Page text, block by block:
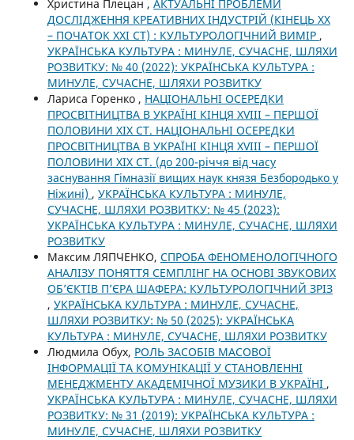
Христина Плецан , АКТУАЛЬНІ ПРОБЛЕМИ
ДОСЛІДЖЕННЯ КРЕАТИВНИХ ІНДУСТРІЙ (КІНЕЦЬ ХХ
– ПОЧАТОК ХХІ СТ) : КУЛЬТУРОЛОГІЧНИЙ ВИМІР ,
УКРАЇНСЬКА КУЛЬТУРА : МИНУЛЕ, СУЧАСНЕ, ШЛЯХИ
РОЗВИТКУ: № 40 (2022): УКРАЇНСЬКА КУЛЬТУРА :
МИНУЛЕ, СУЧАСНЕ, ШЛЯХИ РОЗВИТКУ
Лариса Горенко , НАЦІОНАЛЬНІ ОСЕРЕДКИ
ПРОСВІТНИЦТВА В УКРАЇНІ КІНЦЯ XVIII – ПЕРШОЇ
ПОЛОВИНИ XIX СТ. НАЦІОНАЛЬНІ ОСЕРЕДКИ
ПРОСВІТНИЦТВА В УКРАЇНІ КІНЦЯ XVIII – ПЕРШОЇ
ПОЛОВИНИ XIX СТ. (до 200-річчя від часу
заснування Гімназії вищих наук князя Безбородько у
Ніжині) , УКРАЇНСЬКА КУЛЬТУРА : МИНУЛЕ,
СУЧАСНЕ, ШЛЯХИ РОЗВИТКУ: № 45 (2023):
УКРАЇНСЬКА КУЛЬТУРА : МИНУЛЕ, СУЧАСНЕ, ШЛЯХИ
РОЗВИТКУ
Максим ЛЯПЧЕНКО, СПРОБА ФЕНОМЕНОЛОГІЧНОГО
АНАЛІЗУ ПОНЯТТЯ СЕМПЛІНГ НА ОСНОВІ ЗВУКОВИХ
ОБ’ЄКТІВ П’ЄРА ШАФЕРА: КУЛЬТУРОЛОГІЧНИЙ ЗРІЗ
, УКРАЇНСЬКА КУЛЬТУРА : МИНУЛЕ, СУЧАСНЕ,
ШЛЯХИ РОЗВИТКУ: № 50 (2025): УКРАЇНСЬКА
КУЛЬТУРА : МИНУЛЕ, СУЧАСНЕ, ШЛЯХИ РОЗВИТКУ
Людмила Обух, РОЛЬ ЗАСОБІВ МАСОВОЇ
ІНФОРМАЦІЇ ТА КОМУНІКАЦІЇ У СТАНОВЛЕННІ
МЕНЕДЖМЕНТУ АКАДЕМІЧНОЇ МУЗИКИ В УКРАЇНІ ,
УКРАЇНСЬКА КУЛЬТУРА : МИНУЛЕ, СУЧАСНЕ, ШЛЯХИ
РОЗВИТКУ: № 31 (2019): УКРАЇНСЬКА КУЛЬТУРА :
МИНУЛЕ, СУЧАСНЕ, ШЛЯХИ РОЗВИТКУ